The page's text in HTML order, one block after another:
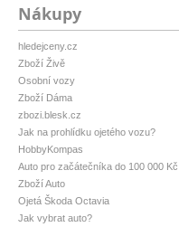
Nákupy
hledejceny.cz
Zboží Živě
Osobní vozy
Zboží Dáma
zbozi.blesk.cz
Jak na prohlídku ojetého vozu?
HobbyKompas
Auto pro začátečníka do 100 000 Kč
Zboží Auto
Ojetá Škoda Octavia
Jak vybrat auto?